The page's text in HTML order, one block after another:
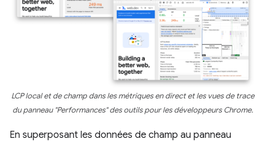
LCP local et de champ dans les métriques en direct et les vues de trace
du panneau "Performances" des outils pour les développeurs Chrome.
En superposant les données de champ au panneau